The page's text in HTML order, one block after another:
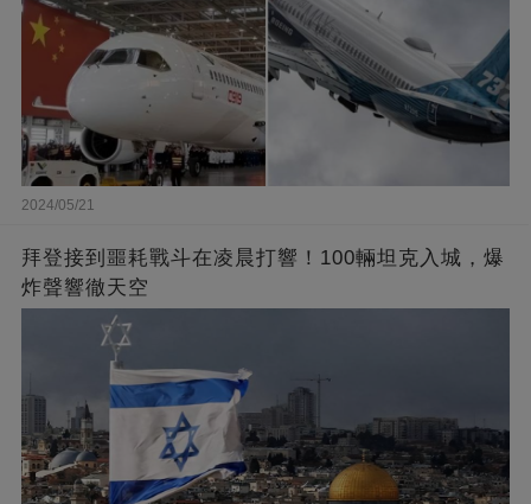
2024/05/21
拜登接到噩耗戰斗在凌晨打響！100輛坦克入城，爆
炸聲響徹天空